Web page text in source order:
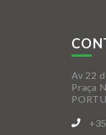
Av 22
Praça